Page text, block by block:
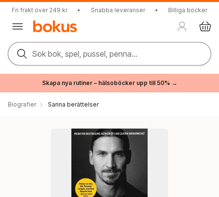
Fri frakt över 249 kr • Snabba leveranser • Billiga böcker
Sök bok, spel, pussel, penna...
Skapa nya rutiner – hälsoböcker upp till 50% →
Biografier Sanna berättelser